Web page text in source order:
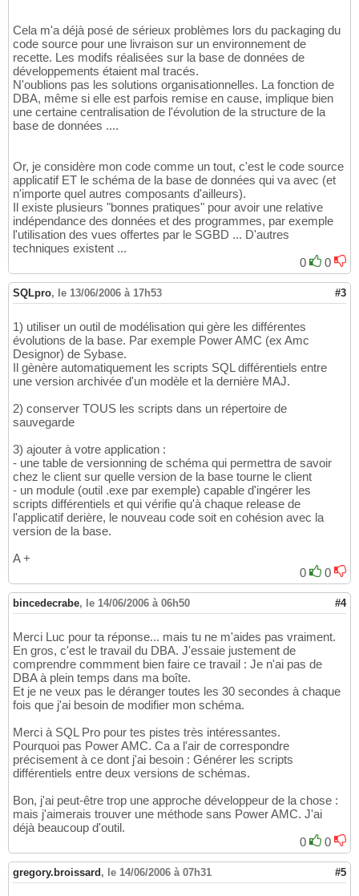
Cela m'a déjà posé de sérieux problèmes lors du packaging du
code source pour une livraison sur un environnement de
recette. Les modifs réalisées sur la base de données de
développements étaient mal tracés.
N'oublions pas les solutions organisationnelles. La fonction de
DBA, même si elle est parfois remise en cause, implique bien
une certaine centralisation de l'évolution de la structure de la
base de données ....
Or, je considère mon code comme un tout, c'est le code source
applicatif ET le schéma de la base de données qui va avec (et
n'importe quel autres composants d'ailleurs).
Il existe plusieurs "bonnes pratiques" pour avoir une relative
indépendance des données et des programmes, par exemple
l'utilisation des vues offertes par le SGBD ... D'autres
techniques existent ...
0
0
SQLpro, le 13/06/2006 à 17h53 #3
1) utiliser un outil de modélisation qui gère les différentes
évolutions de la base. Par exemple Power AMC (ex Amc
Designor) de Sybase.
Il gènère automatiquement les scripts SQL différentiels entre
une version archivée d'un modèle et la dernière MAJ.
2) conserver TOUS les scripts dans un répertoire de
sauvegarde
3) ajouter à votre application :
- une table de versionning de schéma qui permettra de savoir
chez le client sur quelle version de la base tourne le client
- un module (outil .exe par exemple) capable d'ingérer les
scripts différentiels et qui vérifie qu'à chaque release de
l'applicatif derière, le nouveau code soit en cohésion avec la
version de la base.
A +
0
0
bincedecrabe, le 14/06/2006 à 06h50 #4
Merci Luc pour ta réponse... mais tu ne m'aides pas vraiment.
En gros, c'est le travail du DBA. J'essaie justement de
comprendre commment bien faire ce travail : Je n'ai pas de
DBA à plein temps dans ma boîte.
Et je ne veux pas le déranger toutes les 30 secondes à chaque
fois que j'ai besoin de modifier mon schéma.
Merci à SQL Pro pour tes pistes très intéressantes.
Pourquoi pas Power AMC. Ca a l'air de correspondre
précisement à ce dont j'ai besoin : Générer les scripts
différentiels entre deux versions de schémas.
Bon, j'ai peut-être trop une approche développeur de la chose :
mais j'aimerais trouver une méthode sans Power AMC. J'ai
déjà beaucoup d'outil.
0
0
gregory.broissard, le 14/06/2006 à 07h31 #5